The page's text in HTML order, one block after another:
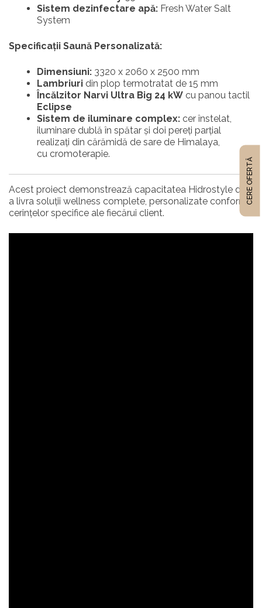
Sistem dezinfectare apă: Fresh Water Salt
System
Specificații Saună Personalizată:
Dimensiuni: 3320 x 2060 x 2500 mm
Lambriuri din plop termotratat de 15 mm
Încălzitor Narvi Ultra Big 24 kW cu panou tactil
Eclipse
Sistem de iluminare complex: cer înstelat,
iluminare dublă în spătar și doi pereți parțial
realizați din cărămidă de sare de Himalaya,
cu cromoterapie.
Acest proiect demonstrează capacitatea Hidrostyle de
a livra soluții wellness complete, personalizate conform
cerințelor specifice ale fiecărui client.
CERE OFERTĂ